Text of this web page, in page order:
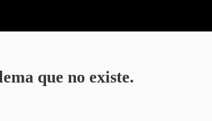
que no existe.